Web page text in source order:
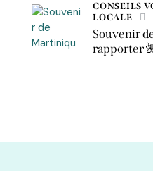
CONSEILS
LOCALE
Souvenir
rapporter